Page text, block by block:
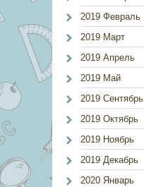
2019 Февраль
2019 Март
2019 Апрель
2019 Май
2019 Сентябрь
2019 Октябрь
2019 Ноябрь
2019 Декабрь
2020 Январь